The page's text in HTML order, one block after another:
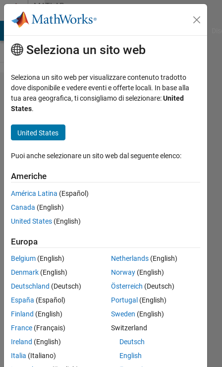
Vai al contenutoMATLAB
Answers
Is it
possible to
imdistance
mouse
click and
trace the
line as
seen with
distance
tool in
imtool?
Mark
Lepage
22 Feb
2019
Risposta
Seleziona un sito web
Seleziona un sito web per visualizzare contenuto tradotto
dove disponibile e vedere eventi e offerte locali. In base alla
tua area geografica, ti consigliamo di selezionare:United
States.
United States
Puoi anche selezionare un sito web dal seguente elenco:
Americhe
América Latina (Español)
Canada (English)
United States (English)
Europa
Belgium (English)
Denmark (English)
Deutschland (Deutsch)
España (Español)
Finland (English)
France (Français)
Ireland (English)
Italia (Italiano)
Netherlands(English)
Norway(English)
Österreich (Deutsch)
Portugal (English)
Sweden (English)
Switzerland
Deutsch
English